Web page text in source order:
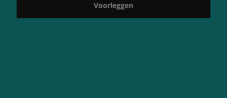
Voorleggen